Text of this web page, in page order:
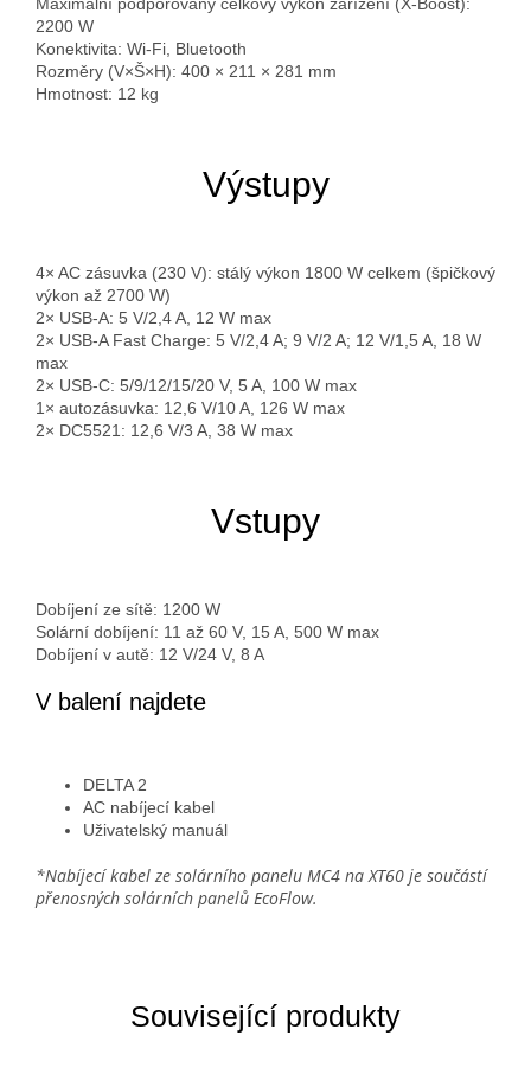
Související produkty
2200 W
Konektivita: Wi-Fi, Bluetooth
Rozměry (V×Š×H): 400 × 211 × 281 mm
Hmotnost: 12 kg
Výstupy
4× AC zásuvka (230 V): stálý výkon 1800 W celkem (špičkový
výkon až 2700 W)
2× USB-A: 5 V/2,4 A, 12 W max
2× USB-A Fast Charge: 5 V/2,4 A; 9 V/2 A; 12 V/1,5 A, 18 W
max
2× USB-C: 5/9/12/15/20 V, 5 A, 100 W max
1× autozásuvka: 12,6 V/10 A, 126 W max
2× DC5521: 12,6 V/3 A, 38 W max
Vstupy
Dobíjení ze sítě: 1200 W
Solární dobíjení: 11 až 60 V, 15 A, 500 W max
Dobíjení v autě: 12 V/24 V, 8 A
V balení najdete
DELTA 2
AC nabíjecí kabel
Uživatelský manuál
*Nabíjecí kabel ze solárního panelu MC4 na XT60 je součástí
přenosných solárních panelů EcoFlow.